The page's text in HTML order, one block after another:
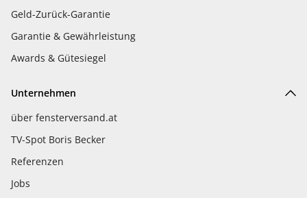
Geld-Zurück-Garantie
Garantie & Gewährleistung
Awards & Gütesiegel
Unternehmen
über fensterversand.at
TV-Spot Boris Becker
Referenzen
Jobs